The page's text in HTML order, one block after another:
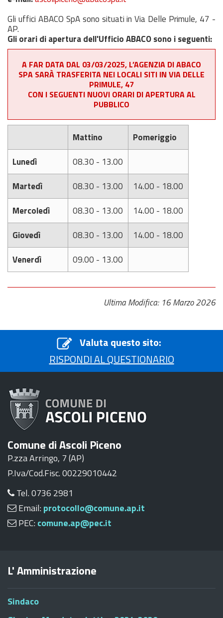
Gli uffici ABACO SpA sono situati in Via Delle Primule, 47 -
AP.
Gli orari di apertura dell'Ufficio ABACO sono i seguenti:
A FAR DATA DAL 03/03/2025, L’AGENZIA DI ABACO
SPA SARÀ TRASFERITA NEI LOCALI SITI IN VIA DELLE
PRIMULE, 47
CON I SEGUENTI NUOVI ORARI DI APERTURA AL
PUBBLICO
Mattino
Pomeriggio
Lunedì
08.30 - 13.00
Martedì
08.30 - 13.00
14.00 - 18.00
Mercoledì
08.30 - 13.00
14.00 - 18.00
Giovedì
08.30 - 13.00
14.00 - 18.00
Venerdì
09.00 - 13.00
Ultima Modifica: 16 Marzo 2026
Valuta questo sito:
RISPONDI AL QUESTIONARIO
Comune di Ascoli Piceno
P.zza Arringo, 7 (AP)
P.Iva/Cod.Fisc. 00229010442
Tel. 0736 2981
Email: protocollo@comune.ap.it
PEC: comune.ap@pec.it
L' Amministrazione
Sindaco